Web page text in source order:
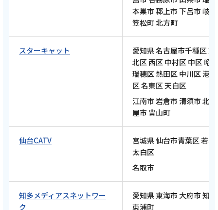
2026年5月8日
【ケーブルテレビ・トコチャン】亮と優の静
岡をゆる～く走りませんか？：2026年 静岡市
編 静鉄電車 各駅ラン 〜走って巡る街と風
景〜【前編 5月10日 8:00~ 放送開始】
2026年4月24日
【ケーブルテレビ・トコチャン】亮と優の静
岡をゆる～く走りませんか？：2026年 富士市
本巣市 郡上市 下呂市 岐
笠松町 北方町
スターキャット
愛知県 名古屋市千種区 東
北区 西区 中村区 中区 昭
瑞穂区 熱田区 中川区 港
区 名東区 天白区
江南市 岩倉市 清須市 北
屋市 豊山町
仙台CATV
宮城県 仙台市青葉区 若林
太白区
名取市
知多メディアスネットワー
ク
愛知県 東海市 大府市 知
東浦町